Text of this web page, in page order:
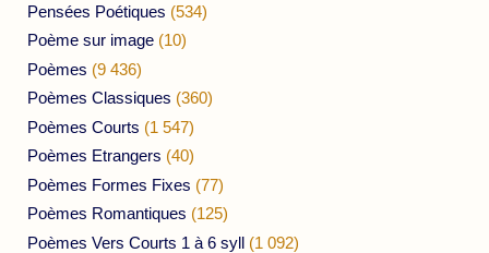
Pensées Poétiques (534)
Poème sur image (10)
Poèmes (9 436)
Poèmes Classiques (360)
Poèmes Courts (1 547)
Poèmes Etrangers (40)
Poèmes Formes Fixes (77)
Poèmes Romantiques (125)
Poèmes Vers Courts 1 à 6 syll (1 092)